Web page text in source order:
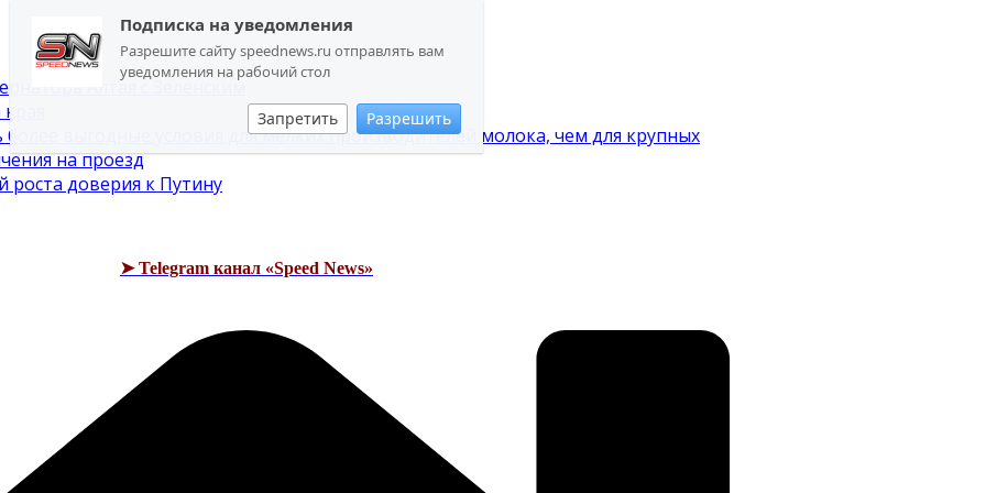
Подписка на уведомления
Разрешите сайту speednews.ru отправлять вам
уведомления на рабочий стол
Запретить Разрешить
Алтая с Зеленским
выгодные условия для мелких производителей молока, чем для крупных
на проезд
роста доверия к Путину
➤ Telegram канал «Speed News»